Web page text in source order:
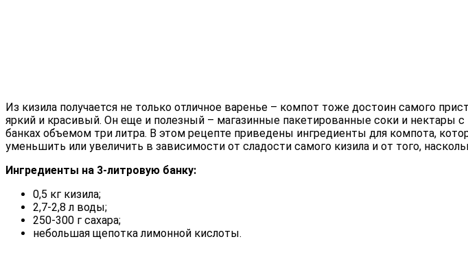
Из кизила получается не только отличное варенье – компот тоже достоин самого
яркий и красивый. Он еще и полезный – магазинные пакетированные соки и нектары
банках объемом три литра. В этом рецепте приведены ингредиенты для компота,
уменьшить или увеличить в зависимости от сладости самого кизила и от того,
Ингредиенты на 3-литровую банку:
0,5 кг кизила;
2,7-2,8 л воды;
250-300 г сахара;
небольшая щепотка лимонной кислоты.